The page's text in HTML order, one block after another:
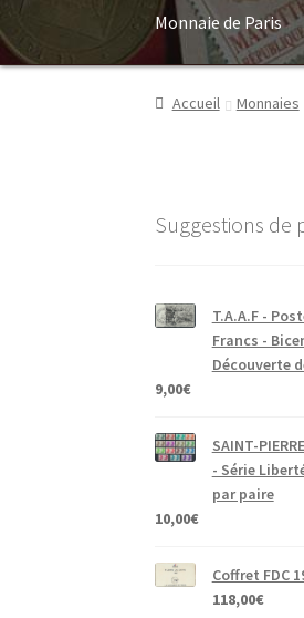
Monnaie de Paris
Accueil Monnaies
Suggestions de
T.A.A.F -
Francs -
Découverte
9,00€
SAINT-
- Série
par paire
10,00€
Coffret FDC
118,00€